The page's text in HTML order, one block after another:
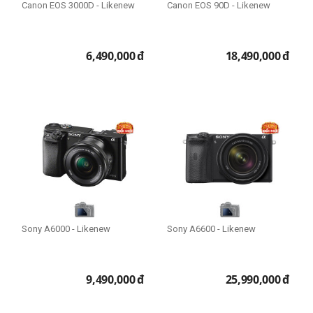
64GB
83x
Ổ cứng SSD
128GB
256GB
Canon EOS 3000D - Likenew
6,490,000đ
Canon EOS 90D - Likenew
18,490,000đ
Sony A6000 - Likenew
9,490,000đ
Sony A6600 - Likenew
25,990,000đ